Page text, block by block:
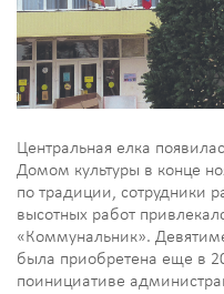
Центральная елка
Домом культуры в конце
по традиции, сотрудники
высотных работ
«Коммунальник».
была приобретена еще в
поинициативе